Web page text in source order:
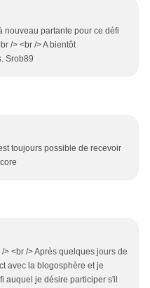
nouveau partante pour ce défi
/> <br /> A bientôt
Srob89
toujours possible de recevoir
> <br /> Après quelques jours de
avec la blogosphère et je
auquel je désire participer s'il